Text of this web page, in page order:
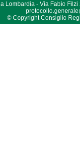
Lombardia - Via Fabio Filzi
© Copyright Consiglio